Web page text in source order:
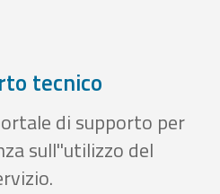
tecnico
di supporto per
sull''utilizzo del